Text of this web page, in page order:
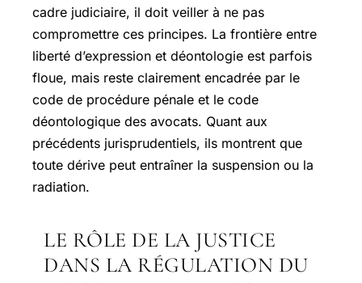
cadre judiciaire, il doit veiller à ne pas
compromettre ces principes. La frontière entre
liberté d’expression et déontologie est parfois
floue, mais reste clairement encadrée par le
code de procédure pénale et le code
déontologique des avocats. Quant aux
précédents jurisprudentiels, ils montrent que
toute dérive peut entraîner la suspension ou la
radiation.
LE RÔLE DE LA JUSTICE
DANS LA RÉGULATION DU